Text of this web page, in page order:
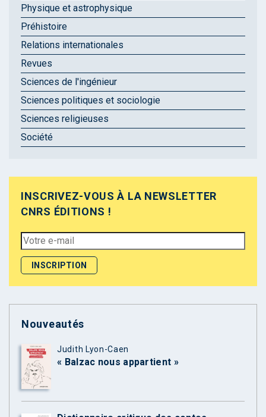
Physique et astrophysique
Préhistoire
Relations internationales
Revues
Sciences de l'ingénieur
Sciences politiques et sociologie
Sciences religieuses
Société
INSCRIVEZ-VOUS À LA NEWSLETTER
CNRS ÉDITIONS !
Nouveautés
Judith Lyon-Caen
« Balzac nous appartient »